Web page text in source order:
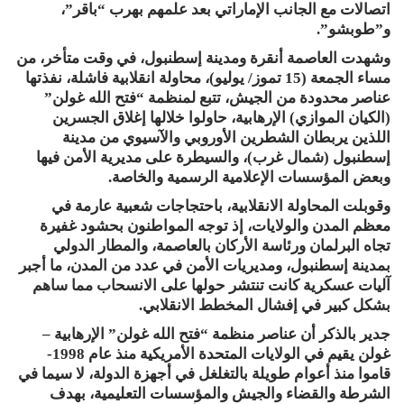
اتصالات مع الجانب الإماراتي بعد علمهم بهرب “باقر”،
و”طوبشو”.
وشهدت العاصمة أنقرة ومدينة إسطنبول، في وقت متأخر، من
مساء الجمعة (15 تموز/ يوليو)، محاولة انقلابية فاشلة، نفذتها
عناصر محدودة من الجيش، تتبع لمنظمة “فتح الله غولن”
(الكيان الموازي) الإرهابية، حاولوا خلالها إغلاق الجسرين
اللذين يربطان الشطرين الأوروبي والآسيوي من مدينة
إسطنبول (شمال غرب)، والسيطرة على مديرية الأمن فيها
وبعض المؤسسات الإعلامية الرسمية والخاصة.
وقوبلت المحاولة الانقلابية، باحتجاجات شعبية عارمة في
معظم المدن والولايات، إذ توجه المواطنون بحشود غفيرة
تجاه البرلمان ورئاسة الأركان بالعاصمة، والمطار الدولي
بمدينة إسطنبول، ومديريات الأمن في عدد من المدن، ما أجبر
آليات عسكرية كانت تنتشر حولها على الانسحاب مما ساهم
بشكل كبير في إفشال المخطط الانقلابي.
جدير بالذكر أن عناصر منظمة “فتح الله غولن” الإرهابية –
غولن يقيم في الولايات المتحدة الأمريكية منذ عام 1998-
قاموا منذ أعوام طويلة بالتغلغل في أجهزة الدولة، لا سيما في
الشرطة والقضاء والجيش والمؤسسات التعليمية، بهدف